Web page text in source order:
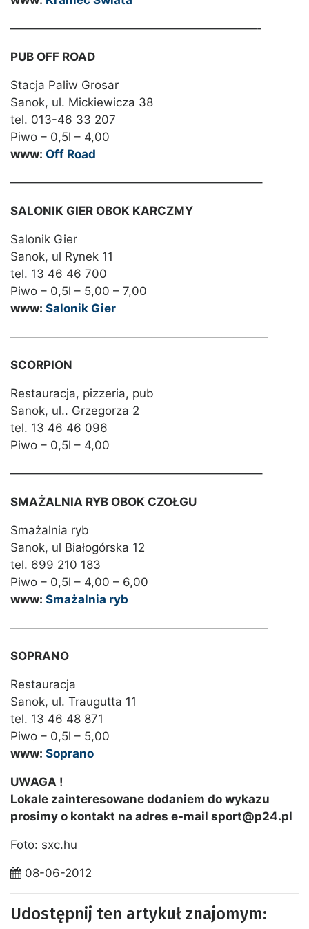
—————————————————————-
PUB OFF ROAD
Stacja Paliw Grosar
Sanok, ul. Mickiewicza 38
tel. 013-46 33 207
Piwo – 0,5l – 4,00
www: Off Road
—————————————————————–
SALONIK GIER OBOK KARCZMY
Salonik Gier
Sanok, ul Rynek 11
tel. 13 46 46 700
Piwo – 0,5l – 5,00 – 7,00
www: Salonik Gier
——————————————————————
SCORPION
Restauracja, pizzeria, pub
Sanok, ul.. Grzegorza 2
tel. 13 46 46 096
Piwo – 0,5l – 4,00
—————————————————————–
SMAŻALNIA RYB OBOK CZOŁGU
Smażalnia ryb
Sanok, ul Białogórska 12
tel. 699 210 183
Piwo – 0,5l – 4,00 – 6,00
www: Smażalnia ryb
——————————————————————
SOPRANO
Restauracja
Sanok, ul. Traugutta 11
tel. 13 46 48 871
Piwo – 0,5l – 5,00
www: Soprano
UWAGA !
Lokale zainteresowane dodaniem do wykazu
prosimy o kontakt na adres e-mail sport@p24.pl
Foto: sxc.hu
08-06-2012
Udostępnij ten artykuł znajomym: